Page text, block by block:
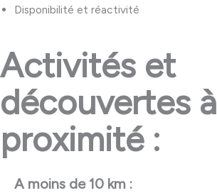
Disponibilité et réactivité
Activités et
découvertes à
proximité :
A moins de 10 km :